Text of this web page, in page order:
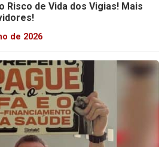
Risco de Vida dos Vigias! Mais
de 2026